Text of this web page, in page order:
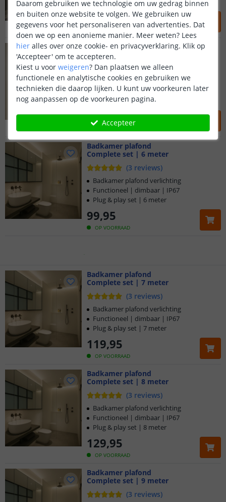
OP VOORRAAD
59,95
Led strip douche verlichting
Complete set | 4 meter
(1 reviews)
OP VOORRAAD
73,95
Douche verlichting
Functioneel | dimbaar | IP67
Plug & play set | 4 meter
Badkamer plafond
Complete set | 6 meter
(3 reviews)
OP VOORRAAD
99,95
Badkamer plafond verlichting
Functioneel | dimbaar | IP67
Plug & play set | 6 meter
Klantbeoordeling 9.1
Voor 23:45 uur besteld,morgen in huis
5 jaar garantie
Gratis verzending vanaf € 20,-
Voor 23:45 uur besteld,morgen in huis
Badkamer plafond
Complete set | 7 meter
(3 reviews)
OP VOORRAAD
119,95
Badkamer plafond verlichting
Functioneel | dimbaar | IP67
Plug & play set | 7 meter
Badkamer plafond
Complete set | 8 meter
(3 reviews)
OP VOORRAAD
129,95
Badkamer plafond verlichting
Functioneel | dimbaar | IP67
Plug & play set | 8 meter
Badkamer plafond
Complete set | 9 meter
(3 reviews)
Daarom gebruiken we technologie om uw gedrag binnen
en buiten onze website te volgen. We gebruiken uw
gegevens voor het personaliseren van advertenties. Dat
doen we op een anonieme manier. Meer weten? Lees
hier alles over onze cookie- en privacyverklaring. Klik op
'Accepteer' om te accepteren.
Kiest u voor weigeren? Dan plaatsen we alleen
functionele en analytische cookies en gebruiken we
technieken die daarop lijken. U kunt uw voorkeuren later
nog aanpassen op de voorkeuren pagina.
Accepteer